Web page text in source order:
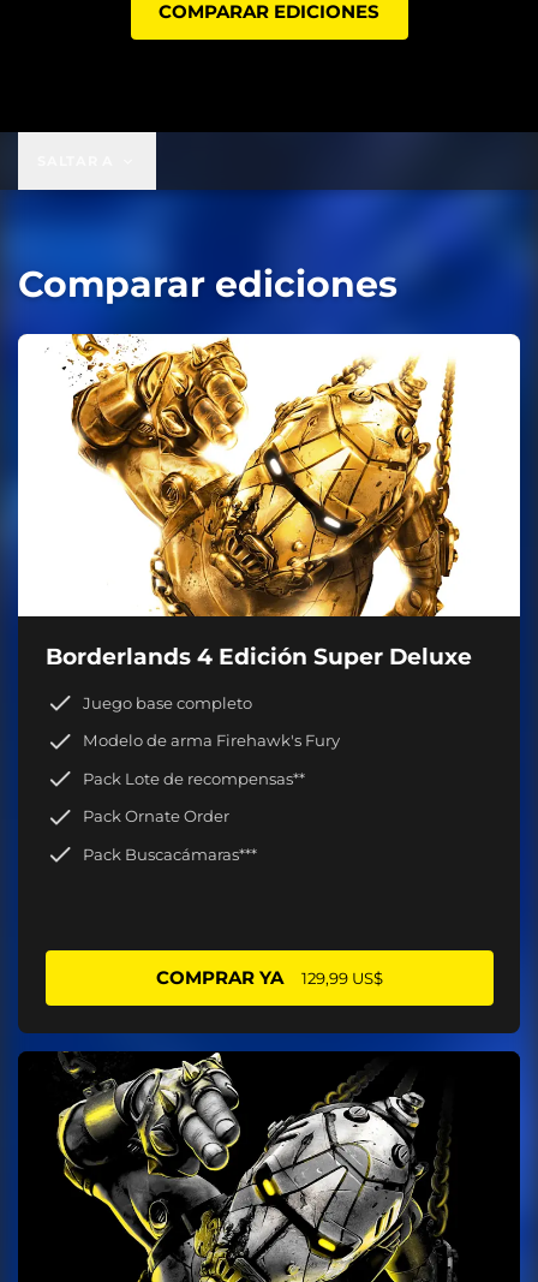
COMPARAR EDICIONES
Comparar ediciones
Borderlands 4 Edición Super Deluxe
Juego base completo
Modelo de arma Firehawk's Fury
Pack Lote de recompensas**
Pack Ornate Order
Pack Buscacámaras***
COMPRAR YA 129,99 US$